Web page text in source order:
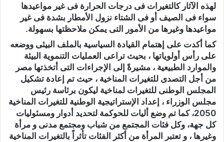
لهذه الآثار كالتغيرات فى درجات الحرارة فى غير مواعيدها
سواء فى الصيف أو فى الشتاء نزول الأمطار بشدة فى غير
مواعيدها وغيرها من الأمور التى يمكن ملاحظتها بسهولة.
كما أكدت على إهتمام القيادة السياسية بالملف البيئى ووضعه
على رأس أولوياتها ، بحيث تراعى العمليات التنموية البيئة
والموارد الطبيعية ، مشيرةً إلى الإجراءات التى أتخذتها مصر
من أجل التصدى للتغيرات المناخية ، حيث تم إعادة تشكيل
المجلس الوطنى للتغيرات لمناخية ليكون برئاسة رئيس
مجلس الوزراء ، إعداد الإستراتيجية الوطنية للتغيرات المناخية
2050، كما تم وضع أليات للحوكمة لتحديد أدوار ومسئوليات
كل جهة، وكل فئات المجتمع من شباب ومجتمع مدنى و مرأة
وغيرها ، و تعتبر المرأة من أكثر الفئات تأثراً بالتغيرات المناخية